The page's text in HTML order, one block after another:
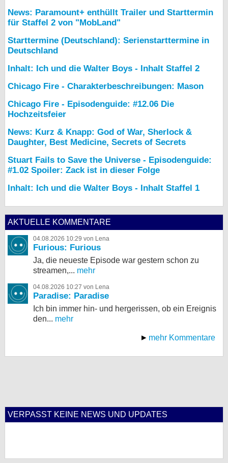
News: Paramount+ enthüllt Trailer und Starttermin
für Staffel 2 von "MobLand"
Starttermine (Deutschland): Serienstarttermine in
Deutschland
Inhalt: Ich und die Walter Boys - Inhalt Staffel 2
Chicago Fire - Charakterbeschreibungen: Mason
Chicago Fire - Episodenguide: #12.06 Die
Hochzeitsfeier
News: Kurz & Knapp: God of War, Sherlock &
Daughter, Best Medicine, Secrets of Secrets
Stuart Fails to Save the Universe - Episodenguide:
#1.02 Spoiler: Zack ist in dieser Folge
Inhalt: Ich und die Walter Boys - Inhalt Staffel 1
AKTUELLE KOMMENTARE
04.08.2026 10:29 von Lena
Furious: Furious
Ja, die neueste Episode war gestern schon zu
streamen,... mehr
04.08.2026 10:27 von Lena
Paradise: Paradise
Ich bin immer hin- und hergerissen, ob ein Ereignis
den... mehr
mehr Kommentare
VERPASST KEINE NEWS UND UPDATES